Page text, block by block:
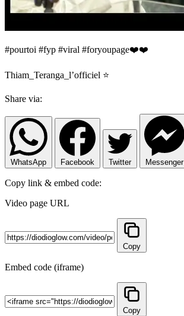
#pourtoi #fyp #viral #foryoupage❤️❤️
Thiam_Teranga_l’officiel ⭐️
Share via:
WhatsApp Facebook Twitter Messenger
Copy link & embed code:
Video page URL
Copy
Embed code (iframe)
Copy